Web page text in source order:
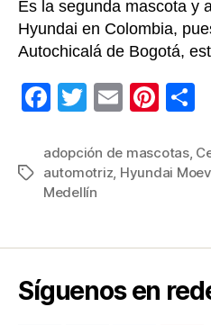
Es la segunda mascota y
Hyundai en Colombia,
Autochicalá de Bogotá,
F
c
e
o
k
T
tt
er
E
ail
Pi
er
e
p
Etiquetas
adopción de mascotas,
automotriz, Hyundai
Medellín
Síguenos en